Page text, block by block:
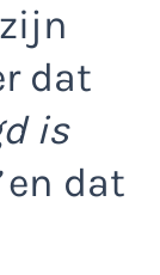
dat
is
en dat